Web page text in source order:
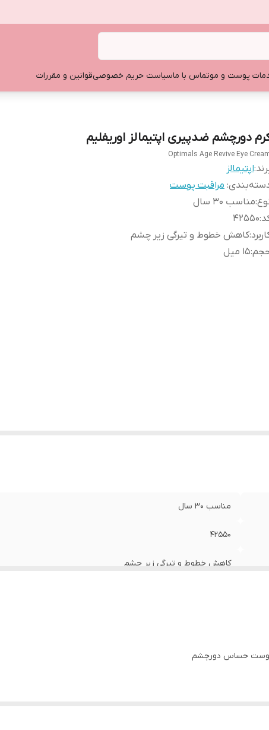
پوست و موتماس با ماسیاست حریم خصوصیقوانین و مقررات
دورچشم ضدپیری اپتیمالز اوریفلیم
Optimals Age Revive Eye
اپتیمالز
: مراقبت پوست
:مناسب ۳۰ سال
:۴۲۵۵۰
:کاهش خطوط و تیرگی زیر چشم
:۱۵ میل
مناسب ۳۰ سال
۴۲۵۵۰
کاهش خطوط و تیرگی زیر چشم
پوست حساس دورچشم